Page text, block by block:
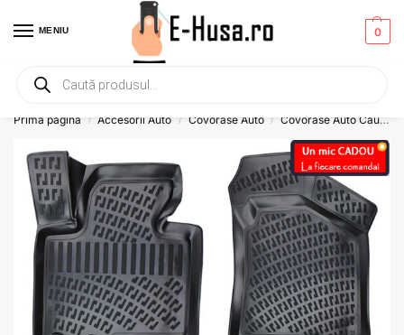
MENIU 0
Primesti un mic
Prima pagină / Accesorii Auto / Covorase Auto / Covorase Auto Cauciuc